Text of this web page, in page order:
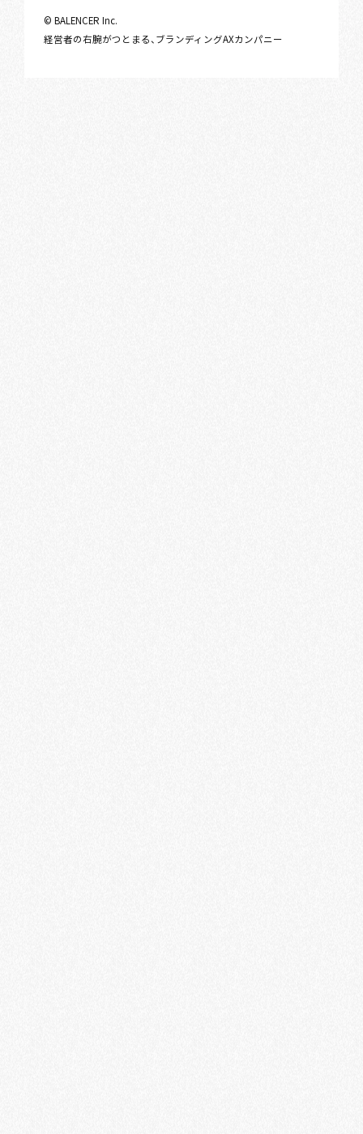
© BALENCER Inc.
経営者の右腕がつとまる、ブランディングAXカンパニー